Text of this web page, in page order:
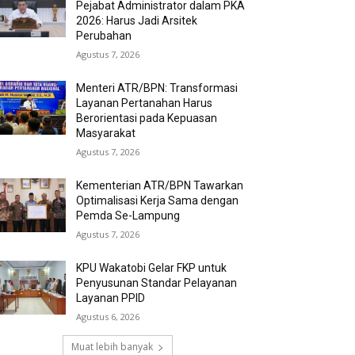
Pejabat Administrator dalam PKA
2026: Harus Jadi Arsitek
Perubahan
Agustus 7, 2026
Menteri ATR/BPN: Transformasi
Layanan Pertanahan Harus
Berorientasi pada Kepuasan
Masyarakat
Agustus 7, 2026
Kementerian ATR/BPN Tawarkan
Optimalisasi Kerja Sama dengan
Pemda Se-Lampung
Agustus 7, 2026
KPU Wakatobi Gelar FKP untuk
Penyusunan Standar Pelayanan
Layanan PPID
Agustus 6, 2026
Muat lebih banyak